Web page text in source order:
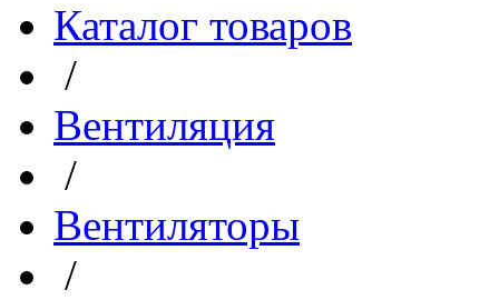
Каталог товаров
/
Вентиляция
/
Вентиляторы
/